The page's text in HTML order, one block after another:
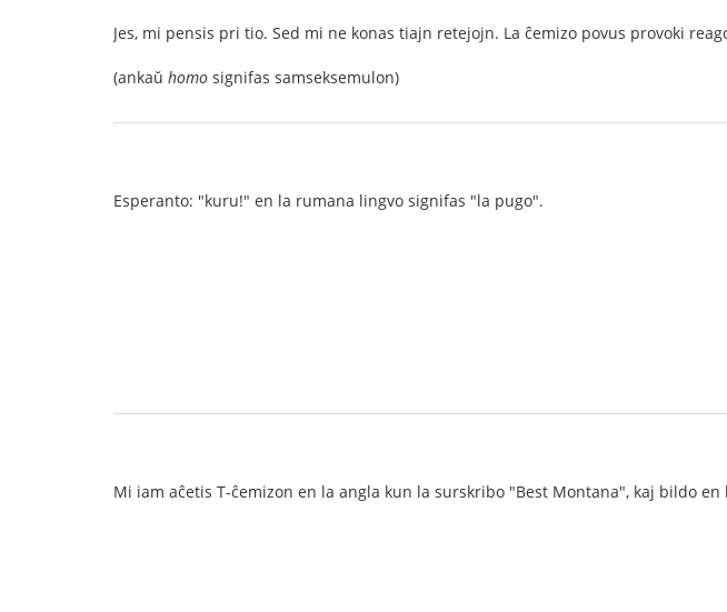
Jes, mi pensis pri tio. Sed mi ne konas tiajn retejojn. La ĉemizo povus provoki
(ankaŭ homo signifas samseksemulon)
Esperanto: "kuru!" en la rumana lingvo signifas "la pugo".
Mi iam aĉetis T-ĉemizon en la angla kun la surskribo "Best Montana", kaj bildo en